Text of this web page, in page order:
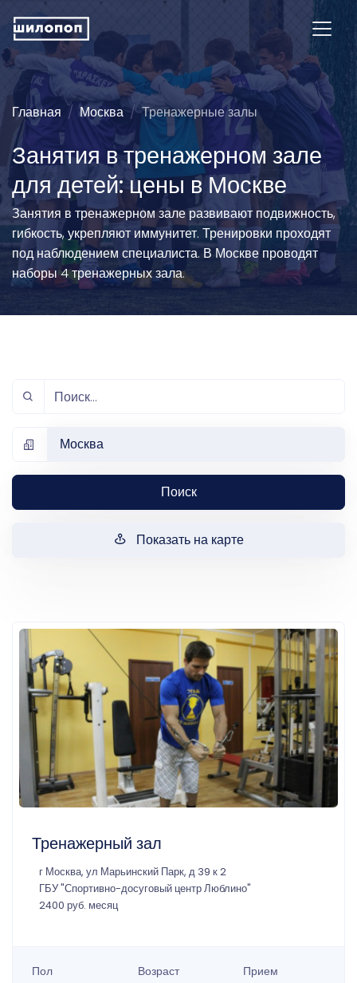
Главная Москва Тренажерные залы
Занятия в тренажерном зале
для детей: цены в Москве
Занятия в тренажерном зале развивают подвижность,
гибкость, укрепляют иммунитет. Тренировки проходят
под наблюдением специалиста. В Москве проводят
наборы 4 тренажерных зала.
Москва
Поиск
Показать на карте
Тренажерный зал
г Москва, ул Марьинский Парк, д 39 к 2
ГБУ "Спортивно-досуговый центр Люблино"
2400 руб. месяц
Пол Возраст Прием